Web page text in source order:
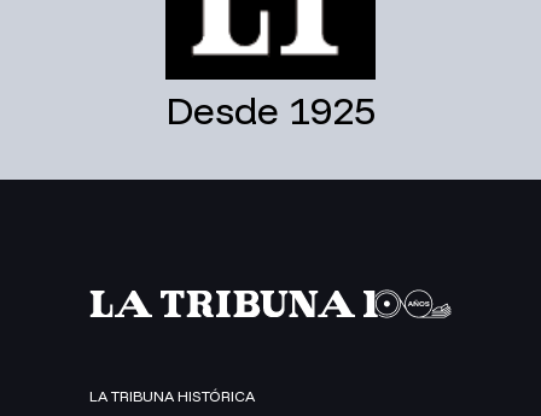
Desde 1925
LA TRIBUNA HISTÓRICA